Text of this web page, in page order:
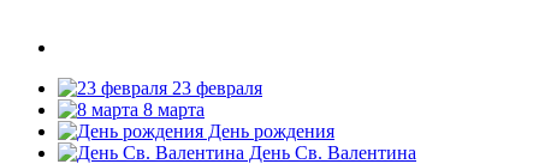
23 февраля
8 марта
День рождения
День Св. Валентина